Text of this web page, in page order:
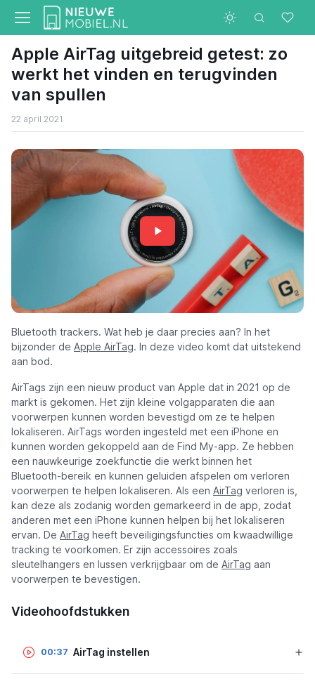
Apple AirTag uitgebreid getest: zo
werkt het vinden en terugvinden
van spullen
22 april 2021
Bluetooth trackers. Wat heb je daar precies aan? In het
bijzonder de Apple AirTag. In deze video komt dat uitstekend
aan bod.
AirTags zijn een nieuw product van Apple dat in 2021 op de
markt is gekomen. Het zijn kleine volgapparaten die aan
voorwerpen kunnen worden bevestigd om ze te helpen
lokaliseren. AirTags worden ingesteld met een iPhone en
kunnen worden gekoppeld aan de Find My-app. Ze hebben
een nauwkeurige zoekfunctie die werkt binnen het
Bluetooth-bereik en kunnen geluiden afspelen om verloren
voorwerpen te helpen lokaliseren. Als een AirTag verloren is,
kan deze als zodanig worden gemarkeerd in de app, zodat
anderen met een iPhone kunnen helpen bij het lokaliseren
ervan. De AirTag heeft beveiligingsfuncties om kwaadwillige
tracking te voorkomen. Er zijn accessoires zoals
sleutelhangers en lussen verkrijgbaar om de AirTag aan
voorwerpen te bevestigen.
Videohoofdstukken
00:37 AirTag instellen